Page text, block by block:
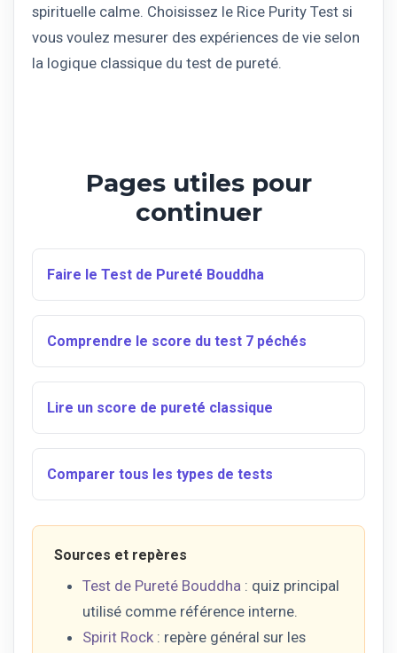
spirituelle calme. Choisissez le Rice Purity Test si
vous voulez mesurer des expériences de vie selon
la logique classique du test de pureté.
Pages utiles pour
continuer
Faire le Test de Pureté Bouddha
Comprendre le score du test 7 péchés
Lire un score de pureté classique
Comparer tous les types de tests
Sources et repères
Test de Pureté Bouddha : quiz principal
utilisé comme référence interne.
Spirit Rock : repère général sur les